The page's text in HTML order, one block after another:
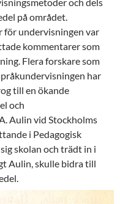
på området.
för undervisningen var
kommentarer som
Flera forskare som
har
till en ökande
och
Aulin vid Stockholms
i Pedagogisk
skolan och trädt in i
Aulin, skulle bidra till